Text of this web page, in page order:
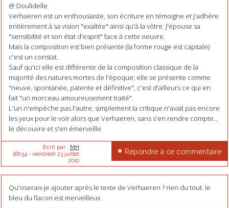
@ Doulidelle
Verhaeren est un enthousiaste, son écriture en témoigne et j'adhère
entièrement à sa vision "exaltée" ainsi qu'à la vôtre. J'épouse sa
"sensibilité et son état d'esprit" face à cette oeuvre.
Mais la composition est bien présente (la forme rouge est capitale)
c'est un constat.
Sauf qu'ici elle est différente de la composition classique de la
majorité des natures mortes de l'époque; elle se présente comme
"neuve, spontanée, patente et définitive", c'est d'ailleurs ce qui en
fait "un morceau amoureusement traité".
L'un n'empêche pas l'autre, simplement la critique n'avait pas encore
les yeux pour le voir alors que Verhaeren, sans s'en rendre compte...
le découvre et s'en émerveille.
Écrit par : MH
16h34 - vendredi 23 juillet
2010
Répondre à ce commentaire
Qu'oserais-je ajouter après le texte de Verhaeren ? rien du tout. le
bleu du flacon est merveilleux.